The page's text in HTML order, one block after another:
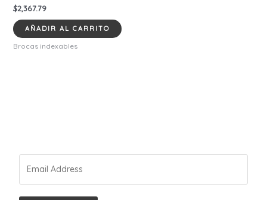
$2,367.79
AÑADIR AL CARRITO
Brocas indexables